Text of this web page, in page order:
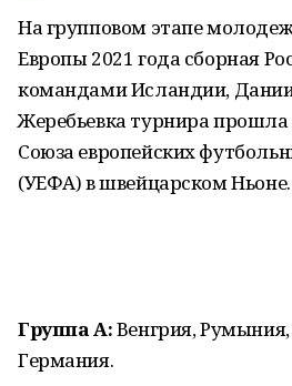
На групповом этапе
Европы 2021 года сборная
командами Исландии,
Жеребьевка турнира
Союза европейских
(УЕФА) в швейцарском Ньоне.
Группа А:Венгрия,
Германия.